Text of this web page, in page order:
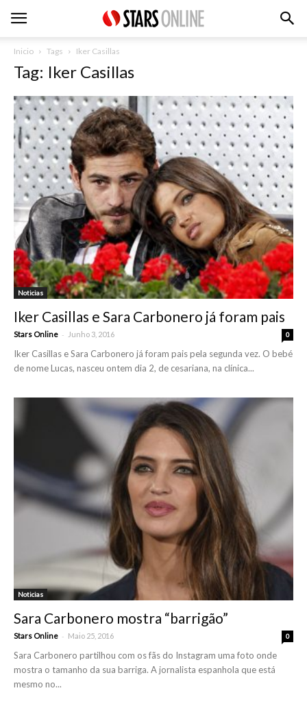
Inicio Tags Iker Casillas
Tag: Iker Casillas
Noticias
Iker Casillas e Sara Carbonero já foram pais
Stars Online - Junho 3, 2016 0
Iker Casillas e Sara Carbonero já foram pais pela segunda vez. O bebé
de nome Lucas, nasceu ontem dia 2, de cesariana, na clínica...
Noticias
Sara Carbonero mostra “barrigão”
Stars Online - Maio 25, 2016 0
Sara Carbonero partilhou com os fãs do Instagram uma foto onde
mostra o tamanho da sua barriga. A jornalista espanhola que está
mesmo no...